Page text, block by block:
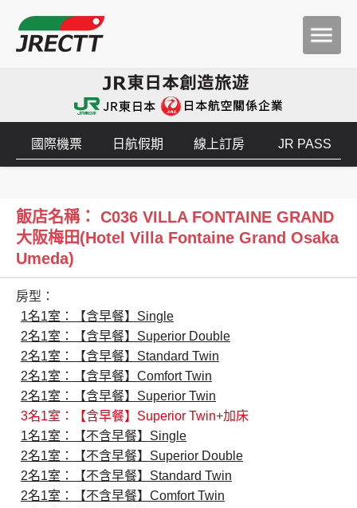
創造旅遊
國際機票 日航假期 線上訂房 JR PASS
飯店名稱： C036 VILLA FONTAINE GRAND
大阪梅田(Hotel Villa Fontaine Grand Osaka
Umeda)
房型：
1名1室：【含早餐】Single
2名1室：【含早餐】Superior Double
2名1室：【含早餐】Standard Twin
2名1室：【含早餐】Comfort Twin
2名1室：【含早餐】Superior Twin
3名1室：【含早餐】Superior Twin+加床
1名1室：【不含早餐】Single
2名1室：【不含早餐】Superior Double
2名1室：【不含早餐】Standard Twin
2名1室：【不含早餐】Comfort Twin